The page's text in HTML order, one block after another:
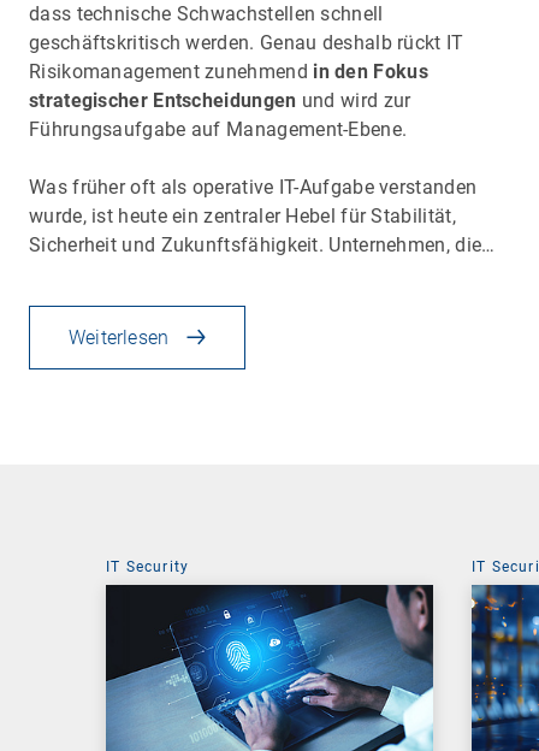
dass technische Schwachstellen schnell
geschäftskritisch werden. Genau deshalb rückt IT
Risikomanagement zunehmend in den Fokus
strategischer Entscheidungen und wird zur
Führungsaufgabe auf Management-Ebene.
Was früher oft als operative IT-Aufgabe verstanden
wurde, ist heute ein zentraler Hebel für Stabilität,
Sicherheit und Zukunftsfähigkeit. Unternehmen, die…
Weiterlesen
IT Security IT